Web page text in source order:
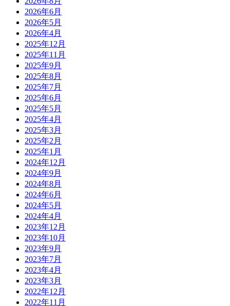
2026年6月
2026年5月
2026年4月
2025年12月
2025年11月
2025年9月
2025年8月
2025年7月
2025年6月
2025年5月
2025年4月
2025年3月
2025年2月
2025年1月
2024年12月
2024年9月
2024年8月
2024年6月
2024年5月
2024年4月
2023年12月
2023年10月
2023年9月
2023年7月
2023年4月
2023年3月
2022年12月
2022年11月